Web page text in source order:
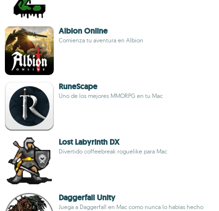
Albion Online
Comienza tu aventura en Albion
RuneScape
Uno de los mejores MMORPG en tu Mac
Lost Labyrinth DX
Divertido coffeebreak roguelike para Mac
Daggerfall Unity
Juega a Daggerfall en Mac como nunca lo habías hecho